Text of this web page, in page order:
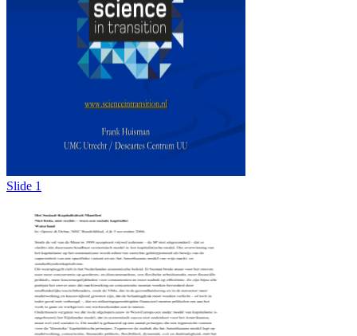
Slide 1